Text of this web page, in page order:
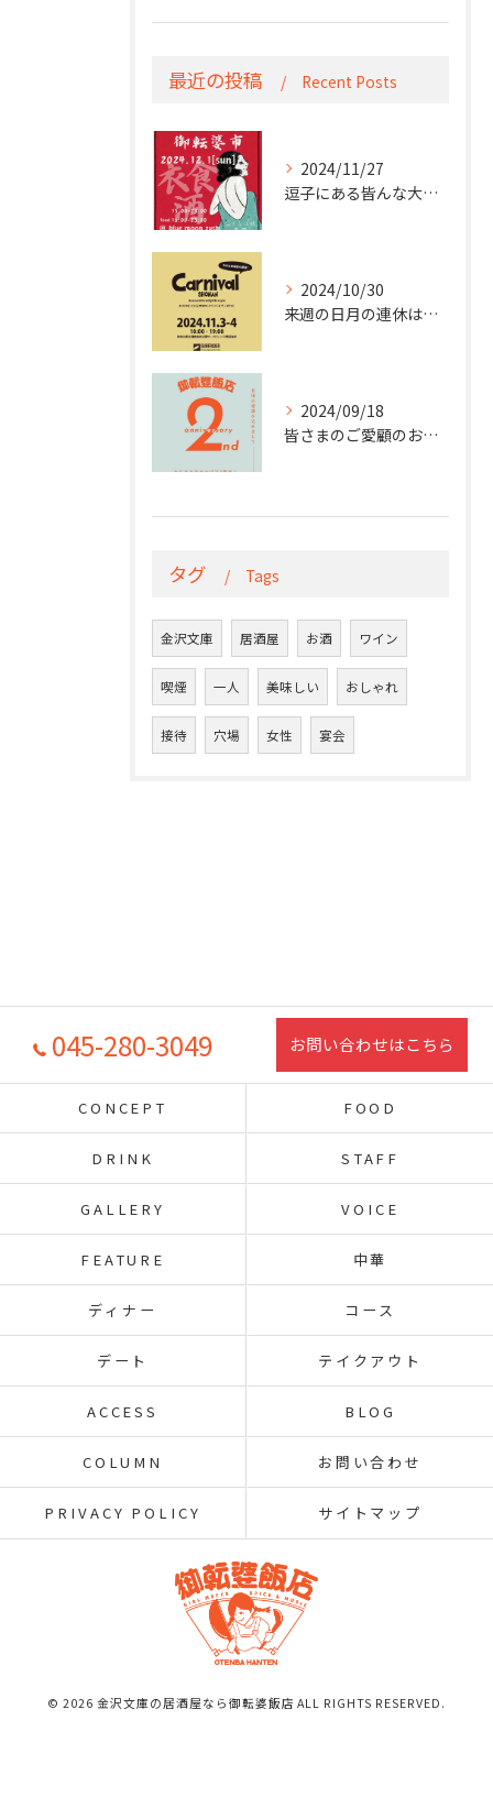
最近の投稿 Recent Posts
2024/11/27
逗子にある皆んな大好きblue moonで
2024/10/30
来週の日月の連休はこちら！
2024/09/18
皆さまのご愛顧のおかげで本日なんと！
タグ Tags
金沢文庫 居酒屋 お酒 ワイン
喫煙 一人 美味しい おしゃれ
接待 穴場 女性 宴会
045-280-3049 お問い合わせはこちら
CONCEPT FOOD
DRINK STAFF
GALLERY VOICE
FEATURE 中華
ディナー コース
デート テイクアウト
ACCESS BLOG
COLUMN お問い合わせ
PRIVACY POLICY サイトマップ
© 2026 金沢文庫の居酒屋なら御転婆飯店 ALL RIGHTS RESERVED.